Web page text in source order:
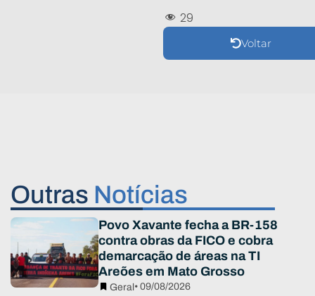
29
Voltar
Outras Notícias
Povo Xavante fecha a BR-158
contra obras da FICO e cobra
demarcação de áreas na TI
Areões em Mato Grosso
Geral • 09/08/2026